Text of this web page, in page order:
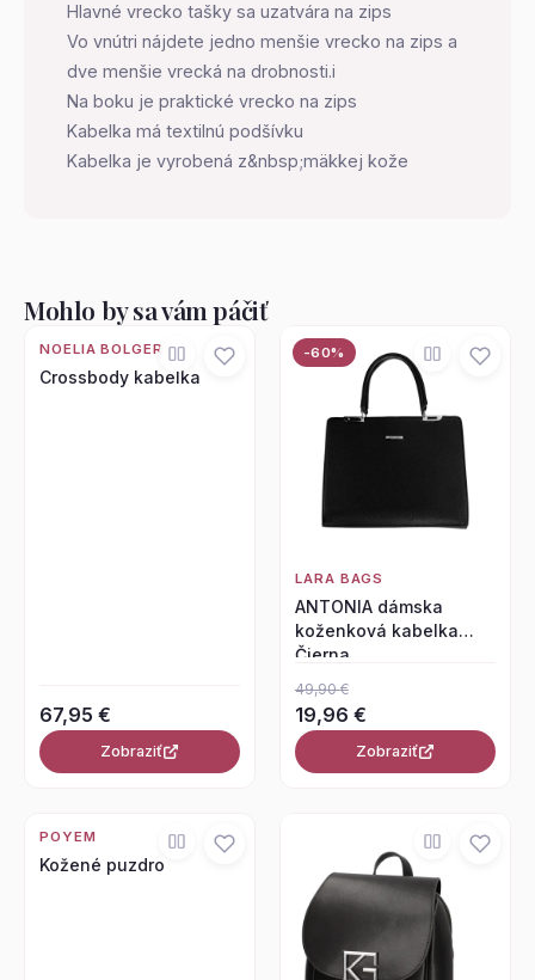
Hlavné vrecko tašky sa uzatvára na zips
Vo vnútri nájdete jedno menšie vrecko na zips a
dve menšie vrecká na drobnosti.i
Na boku je praktické vrecko na zips
Kabelka má textilnú podšívku
Kabelka je vyrobená z&nbsp;mäkkej kože
Mohlo by sa vám páčiť
NOELIA BOLGER
Crossbody kabelka
67,95 €
Zobraziť
-60%
LARA BAGS
ANTONIA dámska
koženková kabelka
Čierna
49,90 €
19,96 €
Zobraziť
POYEM
Kožené puzdro